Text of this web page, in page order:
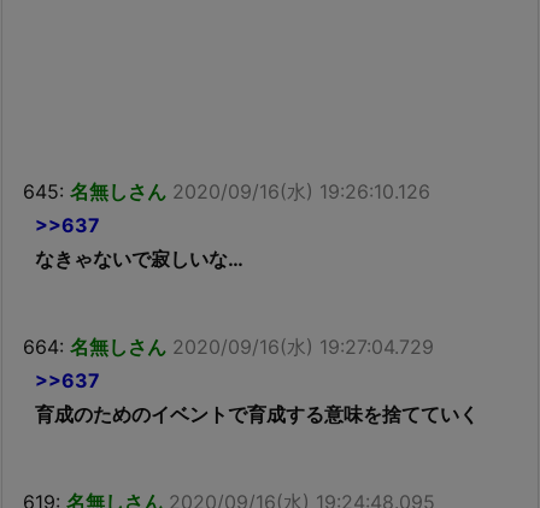
645: 名無しさん 2020/09/16(水) 19:26:10.126
>>637
なきゃないで寂しいな…
664: 名無しさん 2020/09/16(水) 19:27:04.729
>>637
育成のためのイベントで育成する意味を捨てていく
619: 名無しさん 2020/09/16(水) 19:24:48.095